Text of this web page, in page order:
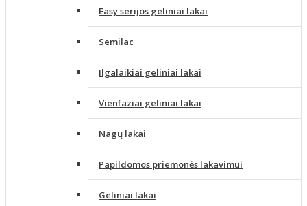
Easy serijos geliniai lakai
Semilac
Ilgalaikiai geliniai lakai
Vienfaziai geliniai lakai
Nagų lakai
Papildomos priemonės lakavimui
Geliniai lakai